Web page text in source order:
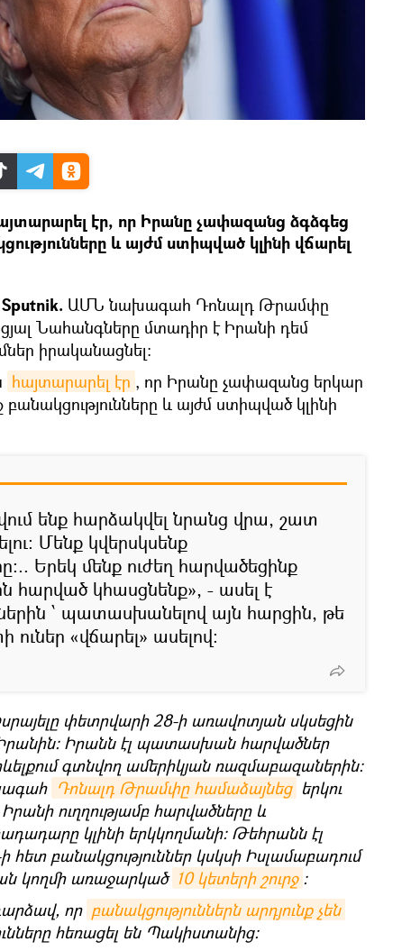
էր, որ Իրանը չափազանց ձգձգեց
և այժմ ստիպված կլինի վճարել
ԱՄՆ նախագահ Դոնալդ Թրամփը
Նահանգները մտադիր է Իրանի դեմ
իրականացնել։
հայտարարել էր , որ Իրանը չափազանց երկար
բանակցությունները և այժմ ստիպված կլինի
ենք հարձակվել նրանց վրա, շատ
Մենք կվերսկսենք
Երեկ մենք ուժեղ հարվածեցինք
հարված կհասցնենք», - ասել է
՝ պատասխանելով այն հարցին, թե
«վճարել» ասելով։
փետրվարի 28-ի առավոտյան սկսեցին
Իրանն էլ պատասխան հարվածներ
գտնվող ամերիկյան ռազմաբազաներին։
Դոնալդ Թրամփը համաձայնեց երկու
ուղղությամբ հարվածները և
կլինի երկկողմանի։ Թեհրանն էլ
բանակցություններ կսկսի Իսլամաբադում
կողմի առաջարկած 10 կետերի շուրջ ։
որ բանակցություններն արդյունք չեն
հեռացել են Պակիստանից։